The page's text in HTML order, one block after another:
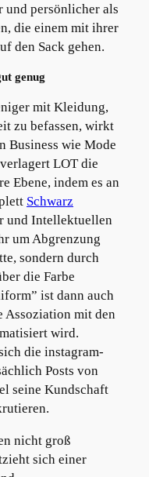
und persönlicher als
die einem mit ihrer
den Sack gehen.
genug
mit Kleidung,
zu befassen, wirkt
Business wie Mode
LOT die
Ebene, indem es an
Schwarz
und Intellektuellen
um Abgrenzung
sondern durch
die Farbe
ist dann auch
Assoziation mit den
wird.
die instagram-
Posts von
seine Kundschaft
nicht groß
sich einer